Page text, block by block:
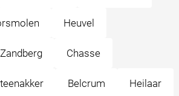
Heuvel
Zandberg Chasse
Belcrum Heilaar